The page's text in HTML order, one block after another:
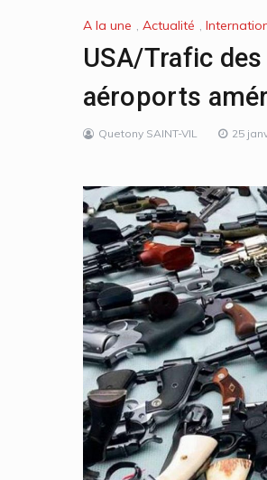
A la une , Actualité ,
USA/Trafic
aéroports
Quetony SAINT-VIL 25